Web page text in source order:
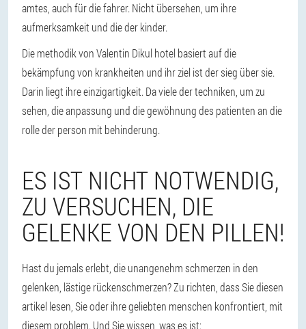
amtes, auch für die fahrer. Nicht übersehen, um ihre
aufmerksamkeit und die der kinder.
Die methodik von Valentin Dikul hotel basiert auf die
bekämpfung von krankheiten und ihr ziel ist der sieg über sie.
Darin liegt ihre einzigartigkeit. Da viele der techniken, um zu
sehen, die anpassung und die gewöhnung des patienten an die
rolle der person mit behinderung.
ES IST NICHT NOTWENDIG,
ZU VERSUCHEN, DIE
GELENKE VON DEN PILLEN!
Hast du jemals erlebt, die unangenehm schmerzen in den
gelenken, lästige rückenschmerzen? Zu richten, dass Sie diesen
artikel lesen, Sie oder ihre geliebten menschen konfrontiert, mit
diesem problem. Und Sie wissen, was es ist: